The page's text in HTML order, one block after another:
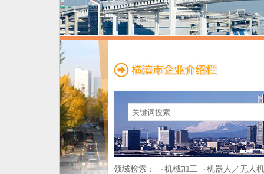
领域检索： · 机械加工 · 机器人／无人机